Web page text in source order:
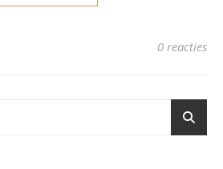
0 reacties